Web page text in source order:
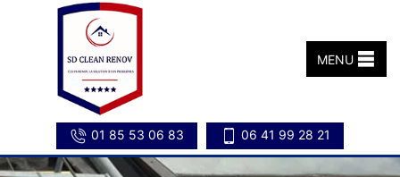
01 85 53 06 83 06 41 99 28 21
MENU